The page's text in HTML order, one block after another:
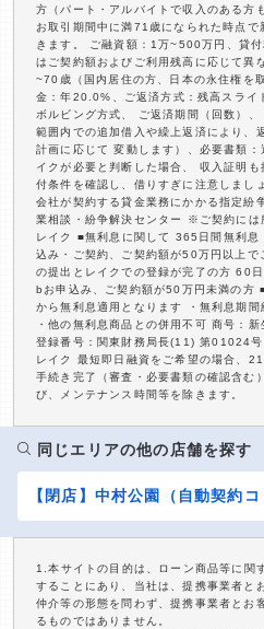
方（パート・アルバイトで収入のある方
お取引期間中に満71歳になられた時点で
きます。 ご融資額：1万~500万円、貸
はご契約額およびご利用残高に応じて異
~70歳（国内居住の方、日本の永住権を
金：年20.0%、ご返済方式：残高スライ
ボルビング方式、 ご返済期間（回数）
範囲内での追加借入や繰上返済により、
計画に応じて 変動します）、必要書類
イクが必要と判断した場合、 収入証明
付条件を確認し、借りすぎに注意しま
会社が契約する貸金業務にかかる指定
業相談・紛争解決センター ※ご契約には
レイク ■無利息に関して 365日間無利
込み・ご契約、ご契約額が50万円以上
の提出とレイクでの登録が完了の方 60
bお申込み、ご契約額が50万円未満の方
から無利息適用となります ・無利息期
・他の無利息商品との併用不可 商号：
登録番号：関東財務局長(11) 第01024
レイク 最短即日融資をご希望の場合、
手続き完了（審査・必要書類の確認含む
び、メンテナンス時間等を除きます。
同じエリアの他の店舗を探す
【閉店】中村公園（自動契約コ
1.本サイトの目的は、ローン商品等に関
することにあり、当社は、提携事業者と
仲介等の形態を問わず、提携事業者とお
るものではありません。